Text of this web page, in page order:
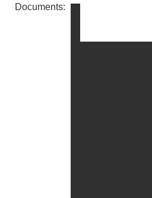
Documents: